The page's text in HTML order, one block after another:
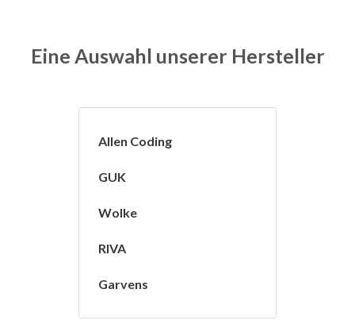
Eine Auswahl unserer Hersteller
Allen Coding
GUK
Wolke
RIVA
Garvens